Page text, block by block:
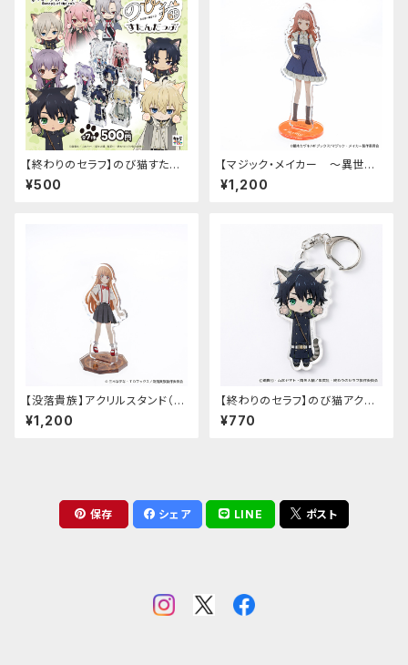
【終わりのセラフ】のび猫すたん
だっぷ
¥500
【マジック・メイカー ～異世界
魔法の作り方～】アクリルスタン
ド（マリー）
¥1,200
【没落貴族】アクリルスタンド（少
女ラードーン）
¥1,200
【終わりのセラフ】のび猫アクリ
ルキーホルダー（百夜優一郎）
¥770
保存 シェア LINE ポスト